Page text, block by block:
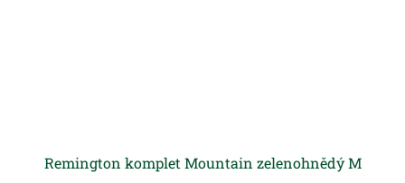
Remington komplet Mountain zelenohnědý M